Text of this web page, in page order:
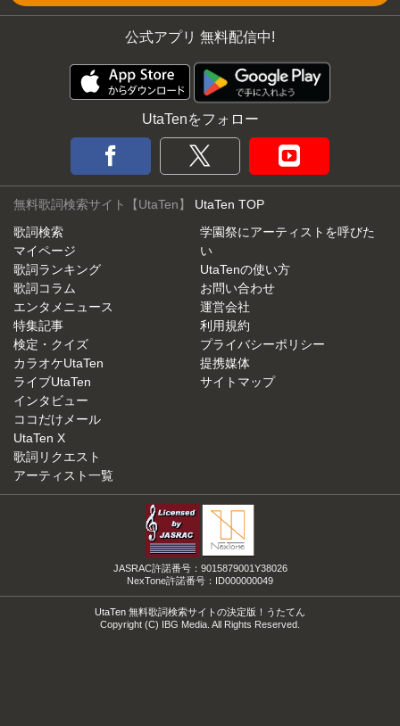
公式アプリ 無料配信中!
UtaTenをフォロー
無料歌詞検索サイト【UtaTen】 UtaTen TOP
歌詞検索
マイページ
歌詞ランキング
歌詞コラム
エンタメニュース
特集記事
検定・クイズ
カラオケUtaTen
ライブUtaTen
インタビュー
ココだけメール
UtaTen X
歌詞リクエスト
アーティスト一覧
学園祭にアーティストを呼びた
い
UtaTenの使い方
お問い合わせ
運営会社
利用規約
プライバシーポリシー
提携媒体
サイトマップ
JASRAC許諾番号：9015879001Y38026
NexTone許諾番号：ID000000049
UtaTen 無料歌詞検索サイトの決定版！うたてん
Copyright (C) IBG Media. All Rights Reserved.